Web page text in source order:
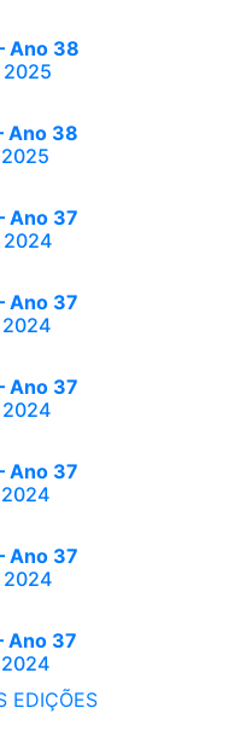
Ano 38
2025
Ano 38
Ano 37
2024
Ano 37
2024
Ano 37
2024
Ano 37
Ano 37
2024
Ano 37
EDIÇÕES